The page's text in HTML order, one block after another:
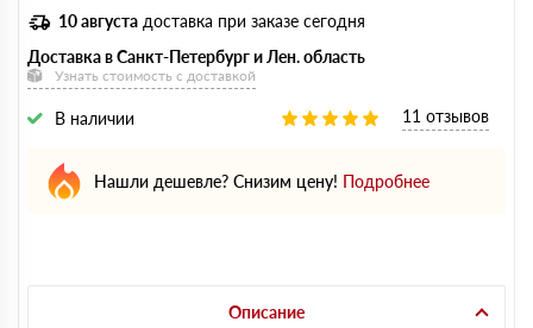
10 августа доставка при заказе сегодня
Доставка в Санкт-Петербург и Лен. область
Узнать стоимость с доставкой
В наличии 11 отзывов
Нашли дешевле? Снизим цену! Подробнее
Описание